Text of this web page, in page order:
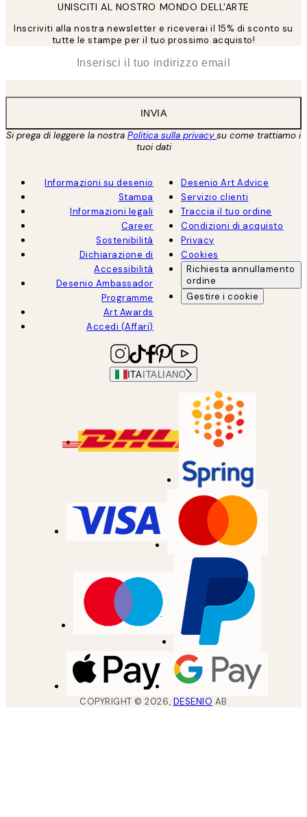
UNISCITI AL NOSTRO MONDO DELL'ARTE
Inscriviti alla nostra newsletter e riceverai il 15% di sconto su
tutte le stampe per il tuo prossimo acquisto!
INVIA
Si prega di leggere la nostra Politica sulla privacysu come trattiamo i
tuoi dati
Informazioni su desenio
Stampa
Informazioni legali
Career
Sostenibilità
Dichiarazione di
Accessibilità
Desenio Ambassador
Programme
Art Awards
Accedi (Affari)
Desenio Art Advice
Servizio clienti
Traccia il tuo ordine
Condizioni di acquisto
Privacy
Cookies
Richiesta annullamento
ordine
Gestire i cookie
ITA ITALIANO
COPYRIGHT ©2026, DESENIO AB